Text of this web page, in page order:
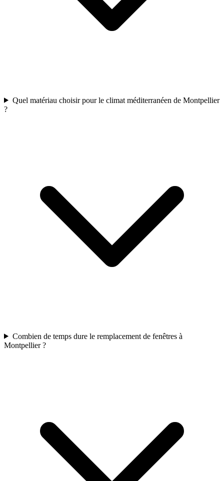
Quel matériau choisir pour le climat méditerranéen de Montpellier
?
Combien de temps dure le remplacement de fenêtres à
Montpellier ?